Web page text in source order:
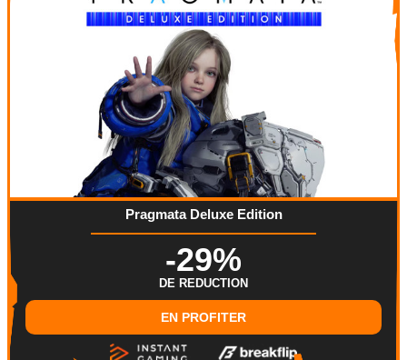
Pragmata Deluxe Edition
-29%
DE REDUCTION
EN PROFITER